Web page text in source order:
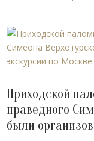
Приходской
праведного
были